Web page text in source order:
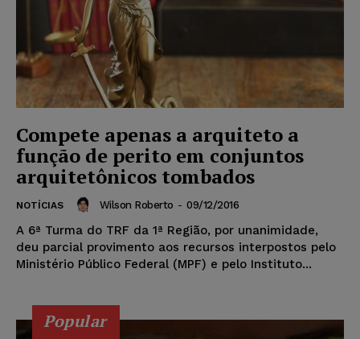
Compete apenas a arquiteto a
função de perito em conjuntos
arquitetônicos tombados
NOTÍCIAS Wilson Roberto - 09/12/2016
A 6ª Turma do TRF da 1ª Região, por unanimidade,
deu parcial provimento aos recursos interpostos pelo
Ministério Público Federal (MPF) e pelo Instituto...
Popular